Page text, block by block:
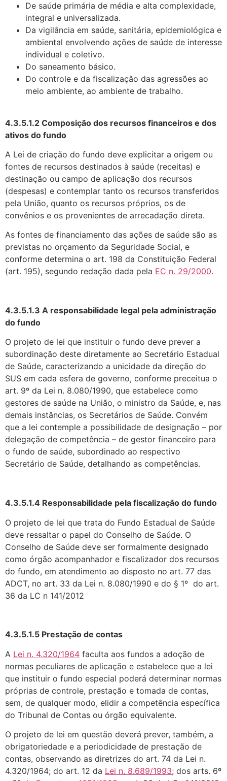
De saúde primária de média e alta complexidade,
integral e universalizada.
Da vigilância em saúde, sanitária, epidemiológica e
ambiental envolvendo ações de saúde de interesse
individual e coletivo.
Do saneamento básico.
Do controle e da fiscalização das agressões ao
meio ambiente, ao ambiente de trabalho.
4.3.5.1.2 Composição dos recursos financeiros e dos
ativos do fundo
A Lei de criação do fundo deve explicitar a origem ou
fontes de recursos destina­dos à saúde (receitas) e
destinação ou campo de aplicação dos recursos
(despesas) e contemplar tanto os recursos transferidos
pela União, quanto os recursos próprios, os de
convênios e os provenientes de arrecadação direta.
As fontes de financiamento das ações de saúde são as
previstas no orçamento da Seguridade Social, e
conforme determina o art. 198 da Constituição Federal
(art. 195), segundo redação dada pela EC n. 29/2000.
4.3.5.1.3 A responsabilidade legal pela administração
do fundo
O projeto de lei que instituir o fundo deve prever a
subordinação deste dire­tamente ao Secretário Estadual
de Saúde, caracterizando a unicidade da direção do
SUS em cada esfera de governo, conforme preceitua o
art. 9º da Lei n. 8.080/1990, que estabelece como
gestores de saúde na União, o ministro da Saúde, e, nas
de­mais instâncias, os Secretários de Saúde. Convém
que a lei contemple a possibili­dade de designação – por
delegação de competência – de gestor financeiro para
o fundo de saúde, subordinado ao respectivo
Secretário de Saúde, detalhando as competências.
4.3.5.1.4 Responsabilidade pela fiscalização do fundo
O projeto de lei que trata do Fundo Estadual de Saúde
deve ressaltar o papel do Conselho de Saúde. O
Conselho de Saúde deve ser formalmente designado
como órgão acompanhador e fiscalizador dos recursos
do fundo, em atendimento ao dis­posto no art. 77 das
ADCT, no art. 33 da Lei n. 8.080/1990 e do § 1º do art.
36 da LC n 141/2012
4.3.5.1.5 Prestação de contas
A Lei n. 4.320/1964 faculta aos fundos a adoção de
normas peculiares de aplicação e estabelece que a lei
que instituir o fundo especial poderá determinar normas
próprias de controle, prestação e tomada de contas,
sem, de qualquer modo, elidir a competência específica
do Tribunal de Contas ou órgão equivalente.
O projeto de lei em questão deverá prever, também, a
obrigatoriedade e a periodicidade de prestação de
contas, observando as diretrizes do art. 74 da Lei n.
4.320/1964; do art. 12 da Lei n. 8.689/1993; dos arts. 6º